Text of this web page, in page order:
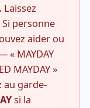
Laissez
personne
aider ou
« MAYDAY
MAYDAY »
au garde-
si la